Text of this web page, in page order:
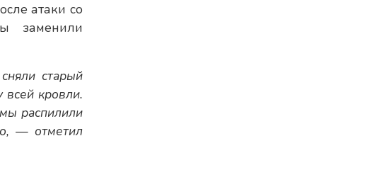
атаки со
заменили
старый
кровли.
распилили
— отметил